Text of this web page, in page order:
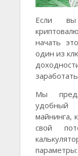
Если вы
начать
один из
Мы
удобный
майнинга,
свой
параметры: